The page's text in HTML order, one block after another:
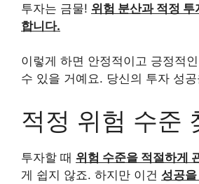
투자는 금물! 위험 분산과 적정
합니다.
이렇게 하면 안정적이고 긍정적
수 있을 거예요. 당신의 투자 성
적정 위험 수준
투자할 때 위험 수준을 적절하게
게 쉽지 않죠. 하지만 이건 성공